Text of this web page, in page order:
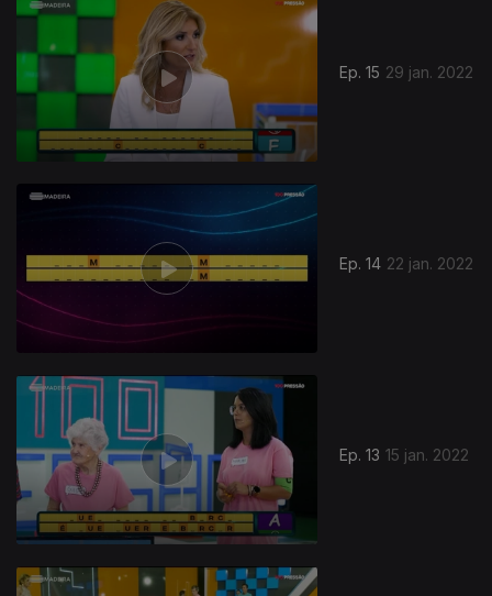
Ep. 15 29 jan. 2022
Ep. 14 22 jan. 2022
Ep. 13 15 jan. 2022